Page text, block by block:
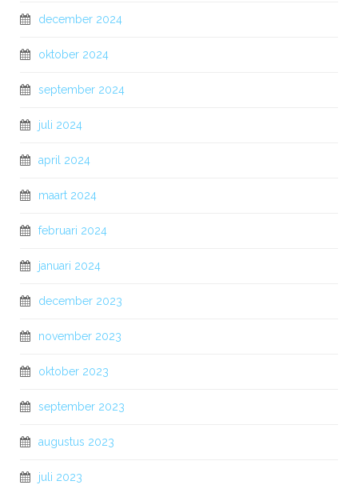
december 2024
oktober 2024
september 2024
juli 2024
april 2024
maart 2024
februari 2024
januari 2024
december 2023
november 2023
oktober 2023
september 2023
augustus 2023
juli 2023